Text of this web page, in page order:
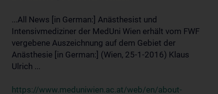
...All News [in German:] Anästhesist und
Intensivmediziner der MedUni Wien erhält vom FWF
vergebene Auszeichnung auf dem Gebiet der
Anästhesie [in German:] (Wien, 25-1-2016) Klaus
Ulrich ...
https://www.meduniwien.ac.at/web/en/about-